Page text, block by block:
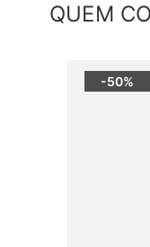
QUEM
-50%